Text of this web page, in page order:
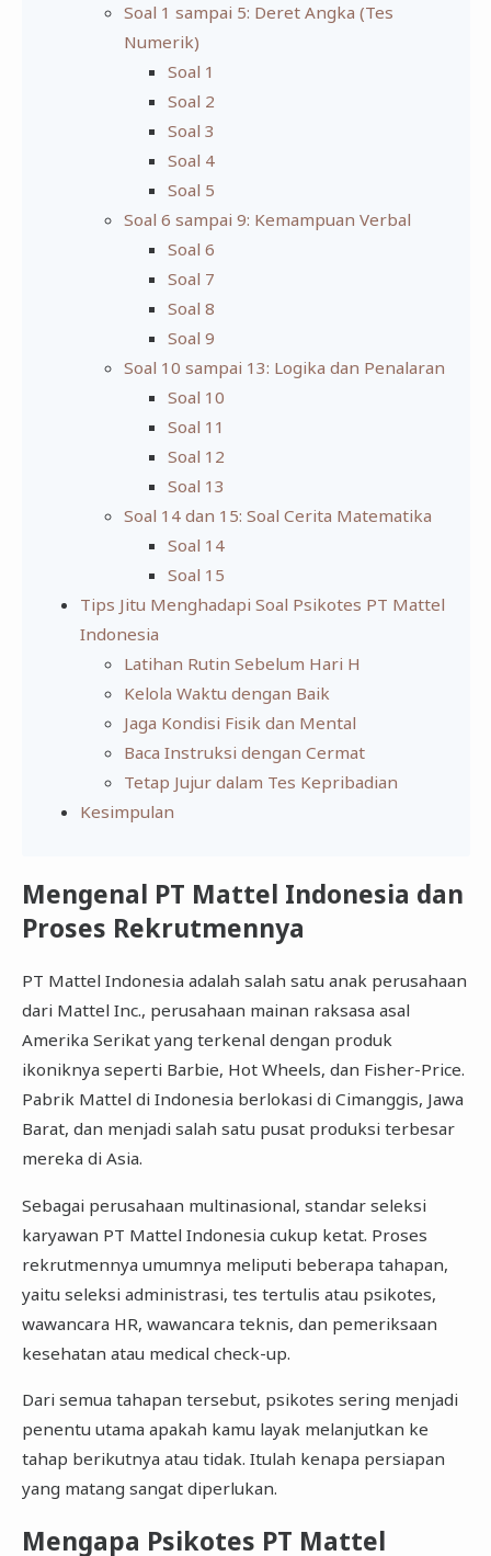
Soal 1 sampai 5: Deret Angka (Tes
Numerik)
Soal 1
Soal 2
Soal 3
Soal 4
Soal 5
Soal 6 sampai 9: Kemampuan Verbal
Soal 6
Soal 7
Soal 8
Soal 9
Soal 10 sampai 13: Logika dan Penalaran
Soal 10
Soal 11
Soal 12
Soal 13
Soal 14 dan 15: Soal Cerita Matematika
Soal 14
Soal 15
Tips Jitu Menghadapi Soal Psikotes PT Mattel
Indonesia
Latihan Rutin Sebelum Hari H
Kelola Waktu dengan Baik
Jaga Kondisi Fisik dan Mental
Baca Instruksi dengan Cermat
Tetap Jujur dalam Tes Kepribadian
Kesimpulan
Mengenal PT Mattel Indonesia dan
Proses Rekrutmennya
PT Mattel Indonesia adalah salah satu anak perusahaan
dari Mattel Inc., perusahaan mainan raksasa asal
Amerika Serikat yang terkenal dengan produk
ikoniknya seperti Barbie, Hot Wheels, dan Fisher-Price.
Pabrik Mattel di Indonesia berlokasi di Cimanggis, Jawa
Barat, dan menjadi salah satu pusat produksi terbesar
mereka di Asia.
Sebagai perusahaan multinasional, standar seleksi
karyawan PT Mattel Indonesia cukup ketat. Proses
rekrutmennya umumnya meliputi beberapa tahapan,
yaitu seleksi administrasi, tes tertulis atau psikotes,
wawancara HR, wawancara teknis, dan pemeriksaan
kesehatan atau medical check-up.
Dari semua tahapan tersebut, psikotes sering menjadi
penentu utama apakah kamu layak melanjutkan ke
tahap berikutnya atau tidak. Itulah kenapa persiapan
yang matang sangat diperlukan.
Mengapa Psikotes PT Mattel